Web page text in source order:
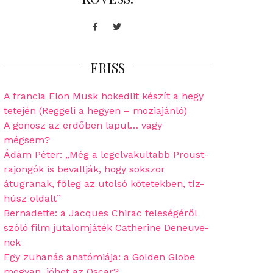
FacebookTwitter
FRISS
A francia Elon Musk hokedlit készít a hegy
tetején (Reggeli a hegyen – moziajánló)
A gonosz az erdőben lapul… vagy
mégsem?
Ádám Péter: „Még a legelvakultabb Proust-
rajongók is bevallják, hogy sokszor
átugranak, főleg az utolsó kötetekben, tíz-
húsz oldalt”
Bernadette: a Jacques Chirac feleségéről
szóló film jutalomjáték Catherine Deneuve-
nek
Egy zuhanás anatómiája: a Golden Globe